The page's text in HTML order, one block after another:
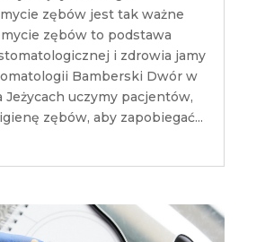
zębów jest tak ważne
mycie zębów to podstawa
i zdrowia jamy
Bamberski Dwór w
Jeżycach uczymy pacjentów,
zębów, aby zapobiegać...